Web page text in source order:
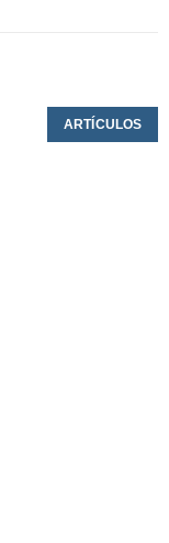
ARTÍCULOS